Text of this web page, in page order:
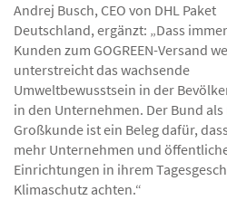
Andrej Busch, CEO von DHL Paket
Deutschland, ergänzt: „Dass
Kunden zum GOGREEN-Versand
unterstreicht das wachsende
Umweltbewusstsein in der
in den Unternehmen. Der Bund
Großkunde ist ein Beleg dafür,
mehr Unternehmen und
Einrichtungen in ihrem
Klimaschutz achten.“